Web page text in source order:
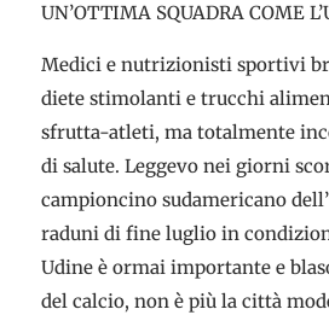
UN’OTTIMA SQUADRA COME
Medici e nutrizionisti sportivi
diete stimolanti e trucchi
sfrutta-atleti, ma totalmente
di salute. Leggevo nei giorni
campioncino sudamericano
raduni di fine luglio in
Udine è ormai importante e
del calcio, non è più la città